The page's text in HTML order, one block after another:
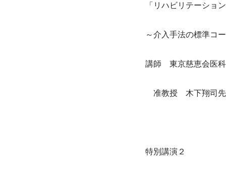
「リハビリテーショ
～介入手法の標準コ
講師　東京慈恵会医
准教授　木下翔司
特別講演２